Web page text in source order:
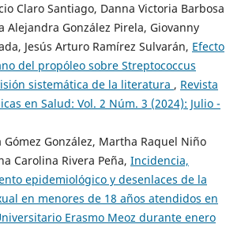
Claro Santiago, Danna Victoria Barbosa
Alejandra González Pirela, Giovanny
Jesús Arturo Ramírez Sulvarán, Efecto
del propóleo sobre Streptococcus
sistemática de la literatura , Revista
en Salud: Vol. 2 Núm. 3 (2024): Julio -
Gómez González, Martha Raquel Niño
Carolina Rivera Peña, Incidencia,
epidemiológico y desenlaces de la
en menores de 18 años atendidos en
Erasmo Meoz durante enero